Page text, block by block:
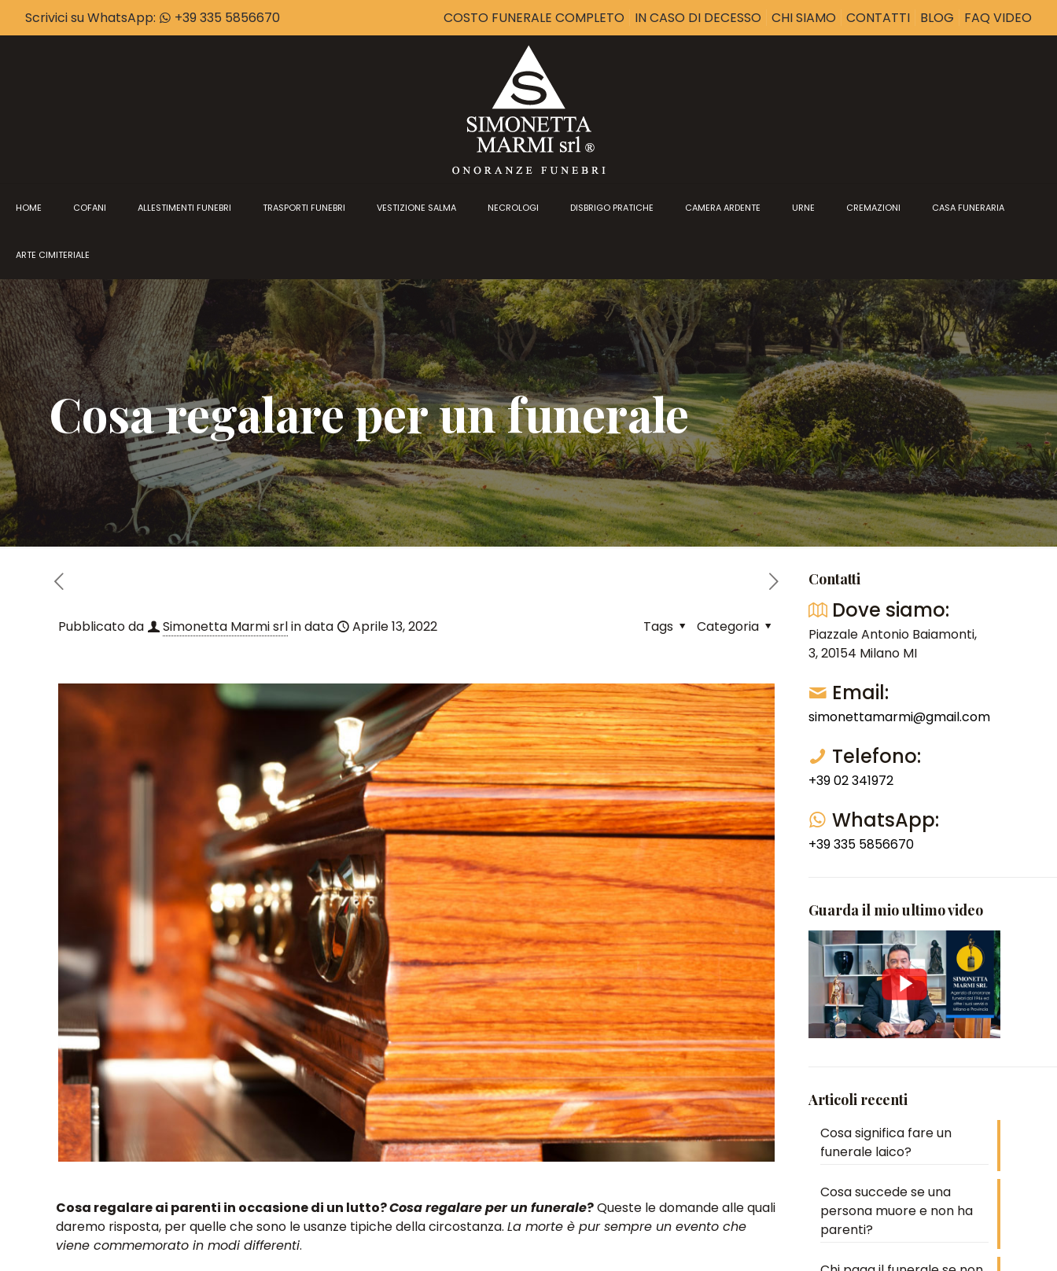
Scrivici su WhatsApp: +39 335 5856670 COSTO FUNERALE COMPLETO IN CASO DI DECESSO CHI SIAMO CONTATTI BLOG FAQ VIDEO
HOME COFANI ALLESTIMENTI FUNEBRI TRASPORTI FUNEBRI VESTIZIONE SALMA NECROLOGI DISBRIGO PRATICHE CAMERA ARDENTE URNE CREMAZIONI CASA FUNERARIA
ARTE CIMITERIALE
Cosa regalare per un funerale
Pubblicato da Simonetta Marmi srlin data Aprile 13, 2022 Categoria
Tags
Cosa regalare ai parenti in occasione di un lutto?Cosa regalare per un funerale?Queste le domande alle quali
daremo risposta, per quelle che sono le usanze tipiche della circostanza.La morte è pur sempre un evento che
viene commemorato in modi differenti.
Contatti
Dove siamo:
Piazzale Antonio Baiamonti,
3, 20154 Milano MI
Email:
simonettamarmi@gmail.com
Telefono:
+39 02 341972
WhatsApp:
+39 335 5856670
Guarda il mio ultimo video
Articoli recenti
Cosa significa fare un
funerale laico?
Cosa succede se una
persona muore e non ha
parenti?